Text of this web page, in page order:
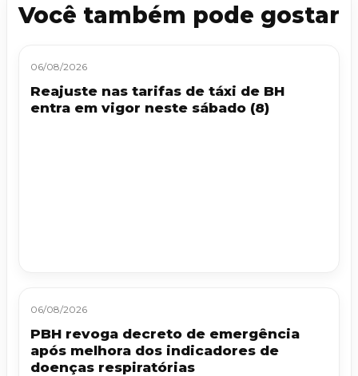
Você também pode gostar
06/08/2026
Reajuste nas tarifas de táxi de BH
entra em vigor neste sábado (8)
06/08/2026
PBH revoga decreto de emergência
após melhora dos indicadores de
doenças respiratórias